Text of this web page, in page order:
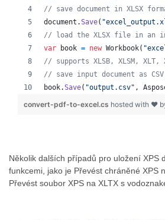
// save document in XLSX
document .Save(
// load the XLSX file in an
var
book = new Workbook(
// supports XLSB, XLSM, XLT,
// save input document as CSV
book.Save( "output.csv" ,
convert-pdf-to-excel.cs hosted with ❤
Několik dalších případů pro uložení XPS
funkcemi, jako je Převést chráněné XPS
Převést soubor XPS na XLTX s